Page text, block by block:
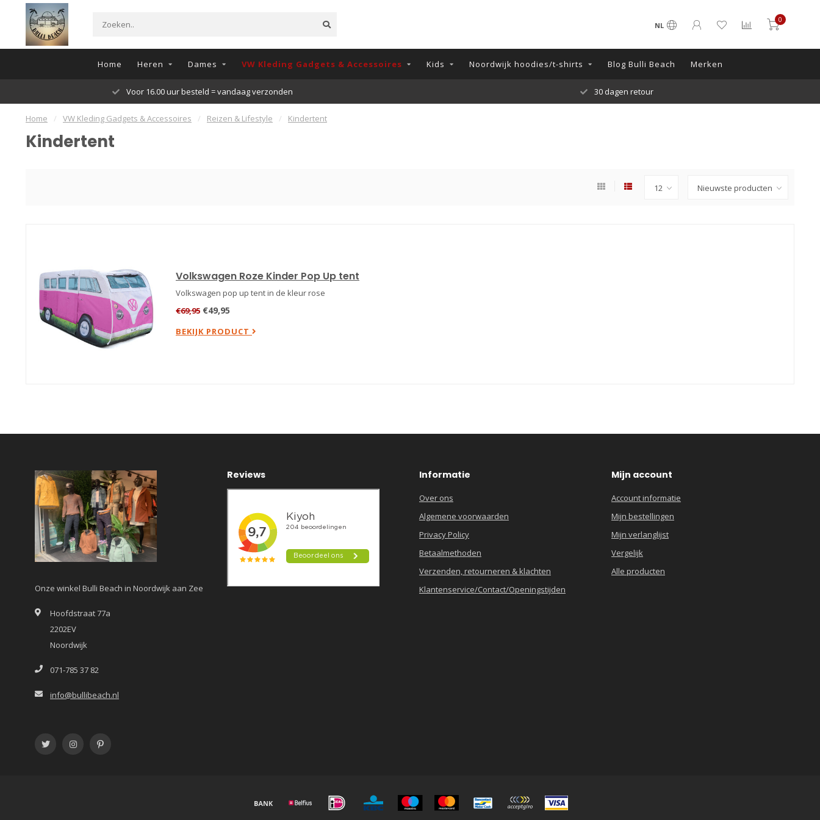
NL
0
Home Heren Dames VW Kleding Gadgets & Accessoires Kids Noordwijk hoodies/t-shirts Blog Bulli Beach Merken
Voor 16.00 uur besteld = vandaag verzonden 30 dagen retour
Home / VW Kleding Gadgets & Accessoires / Reizen & Lifestyle / Kindertent
Kindertent
Volkswagen Roze Kinder Pop Up tent
Volkswagen pop up tent in de kleur rose
€69,95 €49,95
BEKIJK PRODUCT
Onze winkel Bulli Beach in Noordwijk aan Zee
Hoofdstraat 77a
2202EV
Noordwijk
071-785 37 82
info@bullibeach.nl
Reviews Informatie
Over ons
Algemene voorwaarden
Privacy Policy
Betaalmethoden
Verzenden, retourneren & klachten
Klantenservice/Contact/Openingstijden
Mijn account
Account informatie
Mijn bestellingen
Mijn verlanglijst
Vergelijk
Alle producten